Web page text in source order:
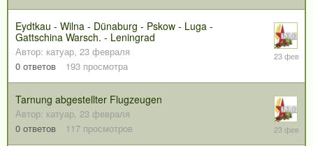
Eydtkau - Wilna - Dünaburg - Pskow - Luga -
Gattschina Warsch. - Leningrad
Автор: катуар, 23 февраля
0 ответов 193 просмотра
23
февраля
Tarnung abgestellter Flugzeugen
Автор: катуар, 23 февраля
0 ответов 117 просмотров
23
февраля